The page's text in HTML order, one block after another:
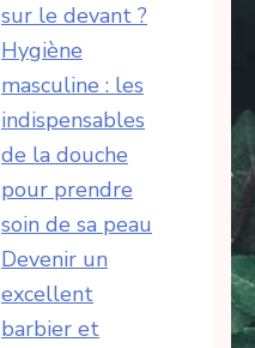
sur le devant ?
Hygiène
masculine : les
indispensables
de la douche
pour prendre
soin de sa peau
Devenir un
excellent
barbier et